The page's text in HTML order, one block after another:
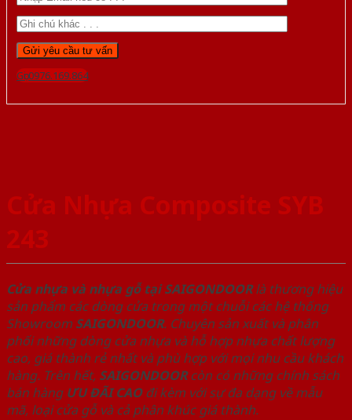
Gọi 0976.169.864
Cửa Nhựa Composite SYB
243
Cửa nhựa và nhựa gỗ tại SAIGONDOORlà thương hiệu
sản phẩm các dòng cửa trong một chuỗi các hệ thống
Showroom SAIGONDOOR. Chuyên sản xuất và phân
phối những dòng cửa nhựa và hỗ hợp nhựa chất lượng
cao, giá thành rẻ nhất và phù hợp với mọi nhu cầu khách
hàng. Trên hết, SAIGONDOORcòn có những chính sách
bán hàng ƯU ĐÃI CAOđi kèm với sự đa dạng về mẫu
mã, loại cửa gỗ và cả phân khúc giá thành.